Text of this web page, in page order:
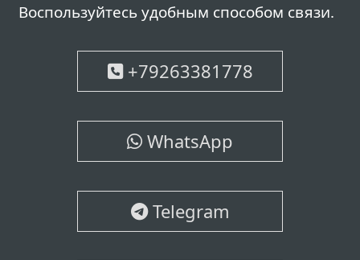
Воспользуйтесь удобным способом связи.
+79263381778
WhatsApp
Telegram